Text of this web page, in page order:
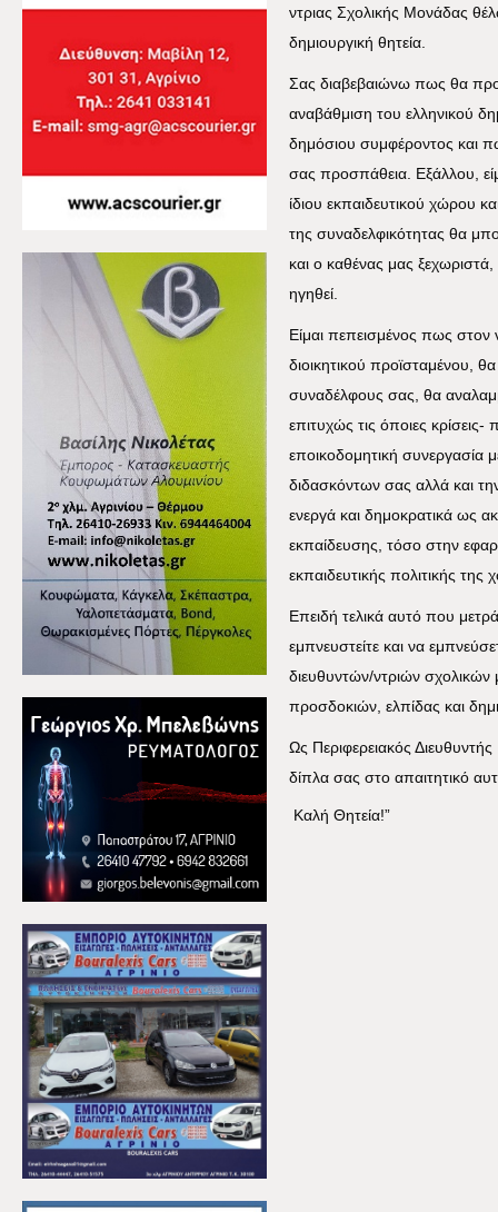
ντριας Σχολικής Μονάδας
δημιουργική θητεία.
Σας διαβεβαιώνω πως θα
αναβάθμιση του ελληνικού
δημόσιου συμφέροντος και
σας προσπάθεια. Εξάλλου,
ίδιου εκπαιδευτικού χώρου
της συναδελφικότητας θα
και ο καθένας μας
ηγηθεί.
Είμαι πεπεισμένος πως
διοικητικού προϊσταμένου,
συναδέλφους σας, θα
επιτυχώς τις όποιες
εποικοδομητική
διδασκόντων σας αλλά και
ενεργά και δημοκρατικά ως
εκπαίδευσης, τόσο στην
εκπαιδευτικής πολιτικής της
Επειδή τελικά αυτό που
εμπνευστείτε και να
διευθυντών/ντριών
προσδοκιών, ελπίδας και
Ως Περιφερειακός
δίπλα σας στο απαιτητικό
Καλή Θητεία!”